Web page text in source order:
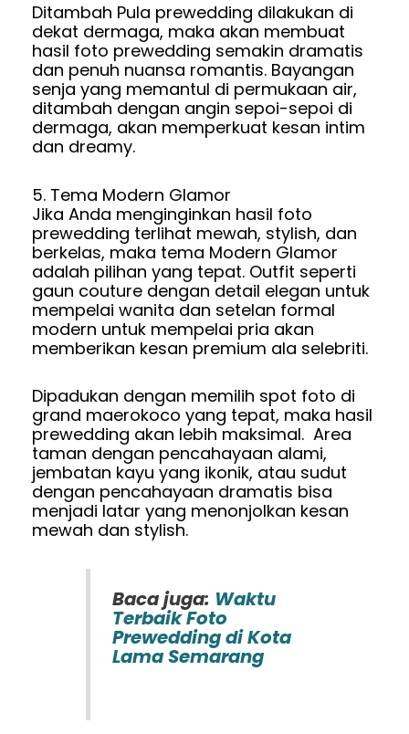
Ditambah Pula prewedding dilakukan di
dekat dermaga, maka akan membuat
hasil foto prewedding semakin dramatis
dan penuh nuansa romantis. Bayangan
senja yang memantul di permukaan air,
ditambah dengan angin sepoi-sepoi di
dermaga, akan memperkuat kesan intim
dan dreamy.
5. Tema Modern Glamor
Jika Anda menginginkan hasil foto
prewedding terlihat mewah, stylish, dan
berkelas, maka tema Modern Glamor
adalah pilihan yang tepat. Outfit seperti
gaun couture dengan detail elegan untuk
mempelai wanita dan setelan formal
modern untuk mempelai pria akan
memberikan kesan premium ala selebriti.
Dipadukan dengan memilih spot foto di
grand maerokoco yang tepat, maka hasil
prewedding akan lebih maksimal. Area
taman dengan pencahayaan alami,
jembatan kayu yang ikonik, atau sudut
dengan pencahayaan dramatis bisa
menjadi latar yang menonjolkan kesan
mewah dan stylish.
Baca juga: Waktu
Terbaik Foto
Prewedding di Kota
Lama Semarang